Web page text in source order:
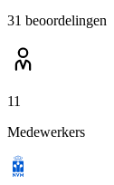
31 beoordelingen
11
Medewerkers